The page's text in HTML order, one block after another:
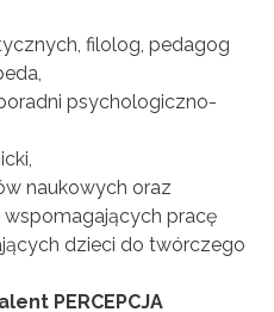
filolog, pedagog
psychologiczno-
naukowych oraz
pracę
dzieci do twórczego
PERCEPCJA